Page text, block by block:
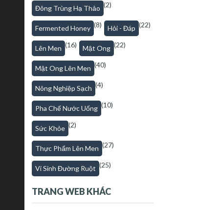
Đông Trùng Hạ Thảo (2)
Fermented Honey (8) Hỏi - Đáp (22)
Lên Men (16) Mật Ong (22)
Mật Ong Lên Men (40)
Nông Nghiệp Sạch (4)
Pha Chế Nước Uống (10)
Sức Khỏe (2)
Thực Phẩm Lên Men (27)
Vi Sinh Đường Ruột (25)
TRANG WEB KHÁC